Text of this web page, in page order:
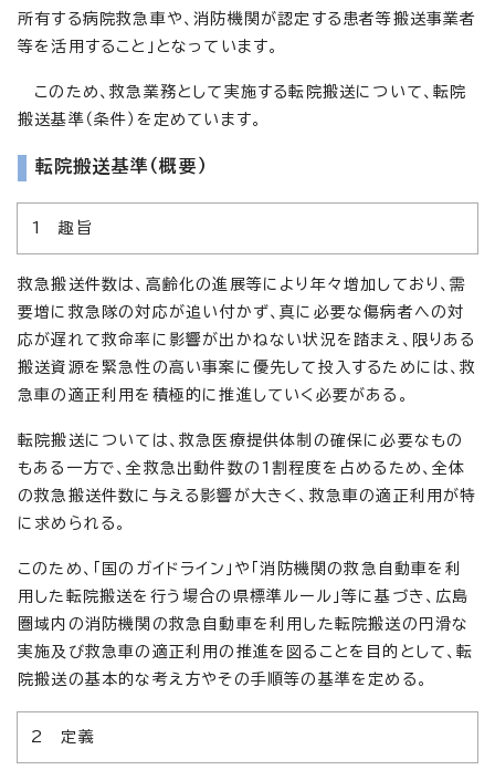
所有する病院救急車や、消防機関が認定する患者等搬送事業者
等を活用すること」となっています。
このため、救急業務として実施する転院搬送について、転院
搬送基準（条件）を定めています。
転院搬送基準（概要）
1 趣旨
救急搬送件数は、高齢化の進展等により年々増加しており、需
要増に救急隊の対応が追い付かず、真に必要な傷病者への対
応が遅れて救命率に影響が出かねない状況を踏まえ、限りある
搬送資源を緊急性の高い事案に優先して投入するためには、救
急車の適正利用を積極的に推進していく必要がある。
転院搬送については、救急医療提供体制の確保に必要なもの
もある一方で、全救急出動件数の1割程度を占めるため、全体
の救急搬送件数に与える影響が大きく、救急車の適正利用が特
に求められる。
このため、「国のガイドライン」や「消防機関の救急自動車を利
用した転院搬送を行う場合の県標準ルール」等に基づき、広島
圏域内の消防機関の救急自動車を利用した転院搬送の円滑な
実施及び救急車の適正利用の推進を図ることを目的として、転
院搬送の基本的な考え方やその手順等の基準を定める。
2 定義